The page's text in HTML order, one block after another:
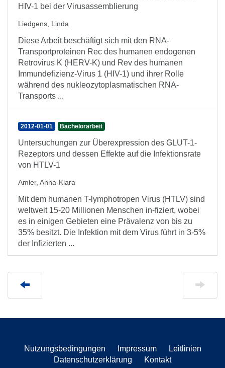
HIV-1 bei der Virusassemblierung
Liedgens, Linda
Diese Arbeit beschäftigt sich mit den RNA-
Transportproteinen Rec des humanen endogenen
Retrovirus K (HERV-K) und Rev des humanen
Immundefizienz-Virus 1 (HIV-1) und ihrer Rolle
während des nukleozytoplasmatischen RNA-
Transports ...
2012-01-01 Bachelorarbeit
Untersuchungen zur Überexpression des GLUT-1-
Rezeptors und dessen Effekte auf die Infektionsrate
von HTLV-1
Amler, Anna-Klara
Mit dem humanen T-lymphotropen Virus (HTLV) sind
weltweit 15-20 Millionen Menschen in-fiziert, wobei
es in einigen Gebieten eine Prävalenz von bis zu
35% besitzt. Die Infektion mit dem Virus führt in 3-5%
der Infizierten ...
Nutzungsbedingungen Impressum
Leitlinien
Datenschutzerklärung
Kontakt